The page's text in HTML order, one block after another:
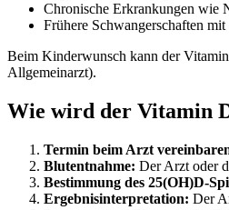
Chronische Erkrankungen wie
Frühere Schwangerschaften
Beim Kinderwunsch kann der
Allgemeinarzt).
Wie wird der Vitamin
Termin beim Arzt
Blutentnahme: Der Arzt oder
Bestimmung des 25(OH)D-
Ergebnisinterpretation: Der